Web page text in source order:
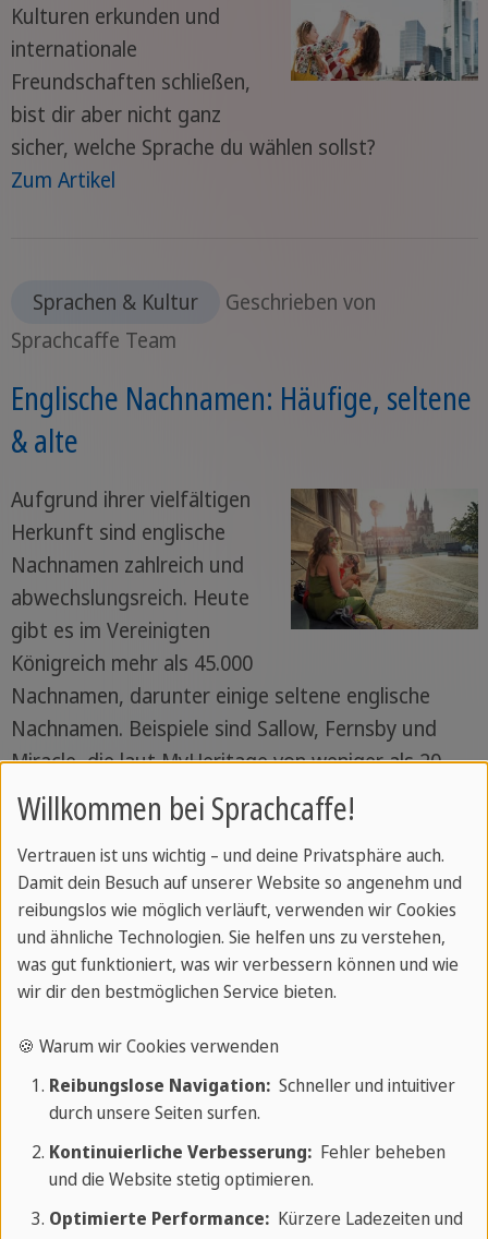
Kulturen erkunden und
internationale
Freundschaften schließen,
bist dir aber nicht ganz
sicher, welche Sprache du wählen sollst?
Zum Artikel
Sprachen & Kultur
Geschrieben von
Sprachcaffe Team
Englische Nachnamen: Häufige, seltene
& alte
Aufgrund ihrer vielfältigen
Herkunft sind englische
Nachnamen zahlreich und
abwechslungsreich. Heute
gibt es im Vereinigten
Königreich mehr als 45.000
Nachnamen, darunter einige seltene englische
Nachnamen. Beispiele sind Sallow, Fernsby und
Miracle, die laut MyHeritage von weniger als 20
Personen getragen werden und daher bald
verschwinden könnten.
Zum Artikel
Lernen & Grammatik
Geschrieben von
Englische Gedichte & Reime für jeden
Anlass
Gerade Kinder lernen eine
Fremdsprache am besten
Willkommen bei Sprachcaffe!
Vertrauen ist uns wichtig – und deine Privatsphäre auch.
Damit dein Besuch auf unserer Website so angenehm und
reibungslos wie möglich verläuft, verwenden wir Cookies
und ähnliche Technologien. Sie helfen uns zu verstehen,
was gut funktioniert, was wir verbessern können und wie
wir dir den bestmöglichen Service bieten.
🍪 Warum wir Cookies verwenden
Reibungslose Navigation:Schneller und intuitiver
durch unsere Seiten surfen.
Kontinuierliche Verbesserung:Fehler beheben
und die Website stetig optimieren.
Optimierte Performance:Kürzere Ladezeiten und